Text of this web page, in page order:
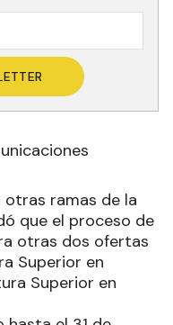
otras ramas de la
que el proceso de
otras dos ofertas
Superior en
Superior en